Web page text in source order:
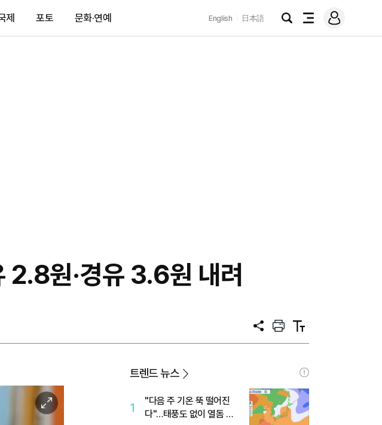
제 포토 문화·연예 English 日本語
검
전
메
그
2.8원·경유 3.6원 내려
공
프
트
텍
트
이
미
트렌드 뉴스
1
"다음 주 기온 뚝 떨어진
다"…태풍도 없이 열돔 박